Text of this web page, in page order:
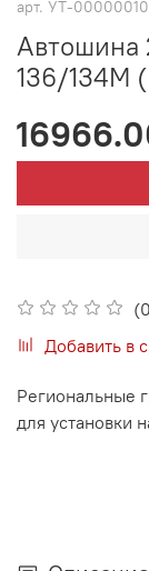
арт. УТ-00000010
Автошина
136/134M
Добавить в
Региональные
для установки